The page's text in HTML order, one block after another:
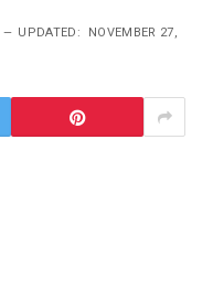
UPDATED: NOVEMBER 27,